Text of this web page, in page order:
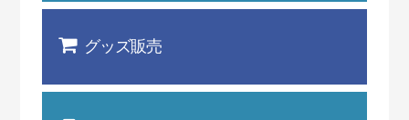
グッズ販売